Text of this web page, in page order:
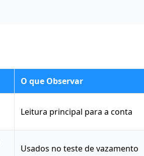
O que Observar
Leitura principal para a conta
Usados no teste de vazamento